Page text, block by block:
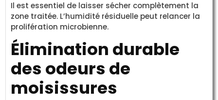
Il est essentiel de laisser sécher complètement la
zone traitée. L’humidité résiduelle peut relancer la
prolifération microbienne.
Élimination durable
des odeurs de
moisissures